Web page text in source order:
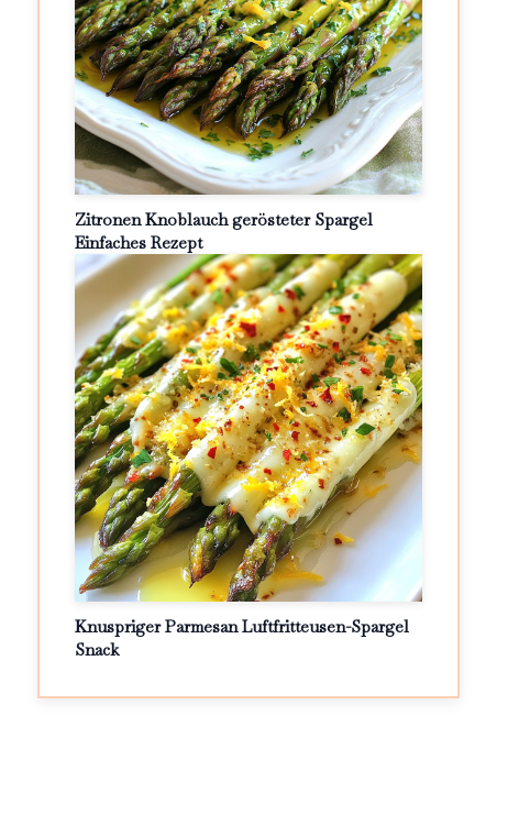
Zitronen Knoblauch gerösteter Spargel
Einfaches Rezept
Knuspriger Parmesan Luftfritteusen-Spargel
Snack